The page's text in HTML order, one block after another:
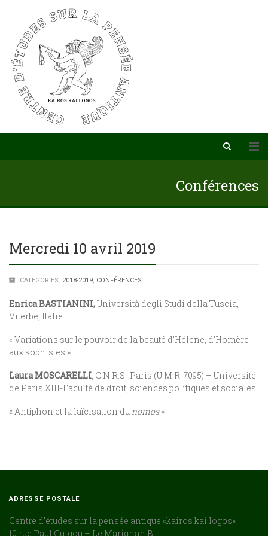
Conférences
Mercredi 10 avril 2019
CATEGORIES: 2018-2019, CONFÉRENCES
Enrica BASTIANINI,Università degli Studi della Tuscia,
Viterbe, Italie
« Variations sur le pouvoir de la beauté d’Hélène, d’Homère
aux sophistes »
LauraMOSCARELLI, C.N.R.S.-Paris (U.M.R. 7095) – Université
de Paris XIII-Faculté de droit, sciences politiques et sociales
« Antiphon et la laïcisation dunomos »
ADRESSE POSTALE
Centre d’études sur la pensée antique «kairos kai logos»
10 rue Paul Guigou – Le Marignan B